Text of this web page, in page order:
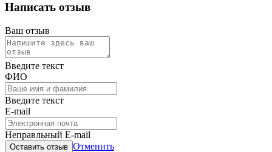
Написать отзыв
Ваш отзыв
Введите текст
ФИО
Введите текст
E-mail
Неправльный E-mail
Оставить отзыв Отменить